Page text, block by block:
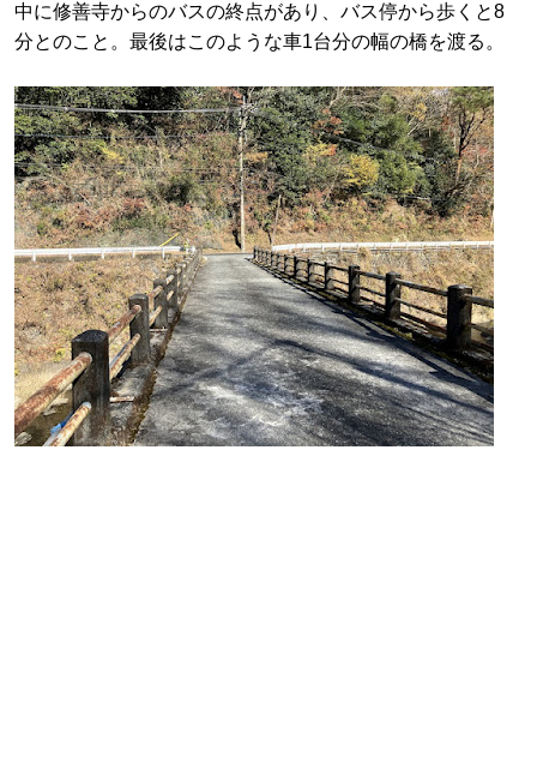
中に修善寺からのバスの終点があり、バス停から歩くと8
分とのこと。最後はこのような車1台分の幅の橋を渡る。